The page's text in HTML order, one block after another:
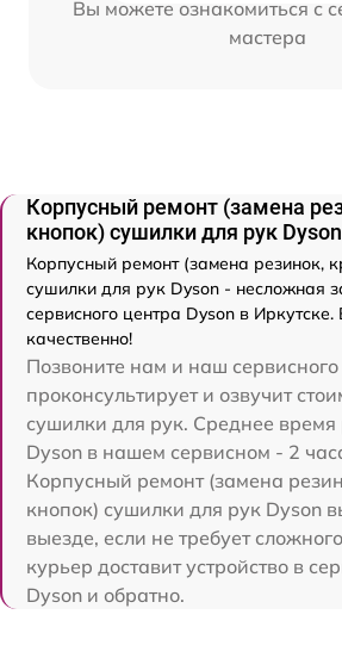
Вы можете ознакомиться с
мастера
Корпусный ремонт (замена
кнопок) сушилки для рук Dyson
Корпусный ремонт (замена резинок,
сушилки для рук Dyson - несложная
сервисного центра Dyson в
качественно!
Позвоните нам и наш
проконсультирует и озвучит
сушилки для рук. Среднее время
Dyson в нашем сервисном - 2
Корпусный ремонт (замена
кнопок) сушилки для рук Dyson
выезде, если не требует
курьер доставит устройство в
Dyson и обратно.